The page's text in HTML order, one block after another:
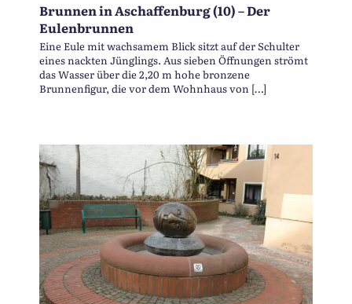
Brunnen in Aschaffenburg (10) – Der
Eulenbrunnen
Eine Eule mit wachsamem Blick sitzt auf der Schulter
eines nackten Jünglings. Aus sieben Öffnungen strömt
das Wasser über die 2,20 m hohe bronzene
Brunnenfigur, die vor dem Wohnhaus von […]